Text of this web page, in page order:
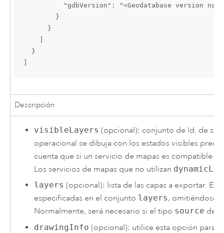
"gdbVersion": "<Geodatabase version
        }
      }
  }
Descripción
visibleLayers (opcional): conjunto de Id. de
operacional se dibuja con los estados visibles
cuenta que si un servicio de mapas es compatible
Los servicios de mapas que no utilizan
layers (opcional): lista de las capas a exportar. En
especificadas en el conjunto layers, omitiéndose
Normalmente, será necesario si el tipo source de
drawingInfo (opcional): utilice esta opción para